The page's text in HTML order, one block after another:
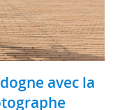
avec la